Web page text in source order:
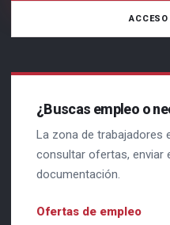
¿Buscas empleo o
La zona de trabajadores
consultar ofertas, enviar
documentación.
Ofertas de empleo